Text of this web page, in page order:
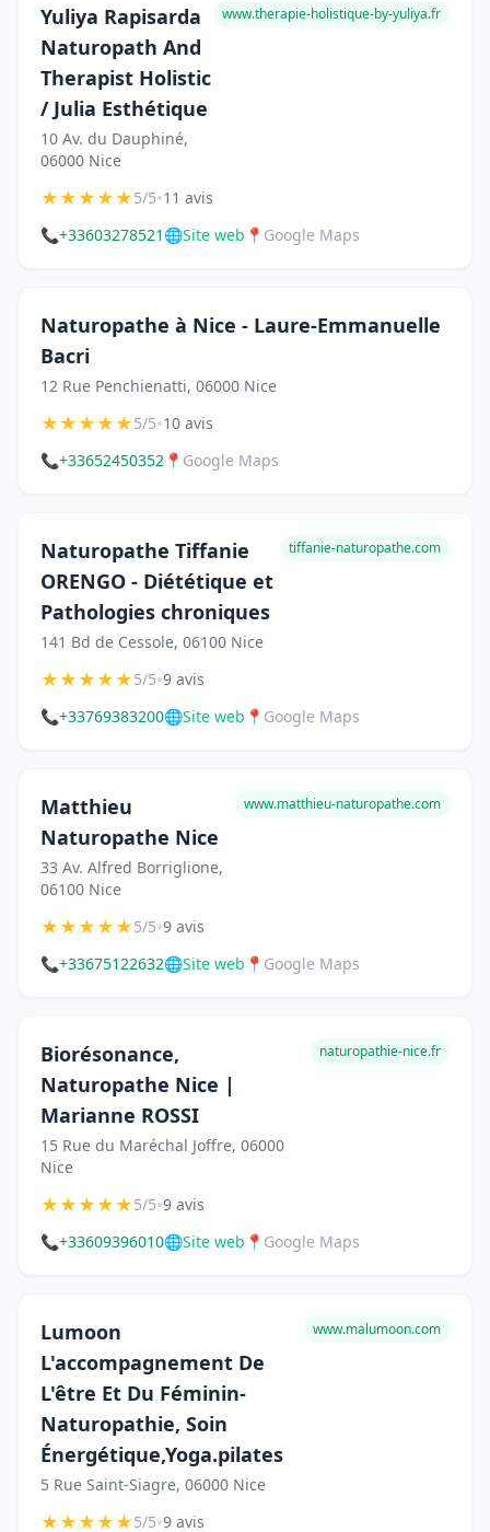
Yuliya Rapisarda
Naturopath And
Therapist Holistic
/ Julia Esthétique
10 Av. du Dauphiné,
06000 Nice
www.therapie-holistique-by-yuliya.fr
★★★★★5/5•11 avis
📞+33603278521 🌐Site web 📍 Google Maps
Naturopathe à Nice - Laure-Emmanuelle
Bacri
12 Rue Penchienatti, 06000 Nice
★★★★★5/5•10 avis
📞+33652450352 📍 Google Maps
Naturopathe Tiffanie
ORENGO - Diététique et
Pathologies chroniques
141 Bd de Cessole, 06100 Nice
tiffanie-naturopathe.com
★★★★★5/5•9 avis
📞+33769383200🌐Site web 📍 Google Maps
Matthieu
Naturopathe Nice
33 Av. Alfred Borriglione,
06100 Nice
www.matthieu-naturopathe.com
★★★★★5/5•9 avis
📞+33675122632🌐Site web 📍 Google Maps
Biorésonance,
Naturopathe Nice |
Marianne ROSSI
15 Rue du Maréchal Joffre, 06000
Nice
naturopathie-nice.fr
★★★★★5/5•9 avis
📞+33609396010🌐Site web 📍 Google Maps
Lumoon
L'accompagnement De
L'être Et Du Féminin-
Naturopathie, Soin
Énergétique,Yoga.pilates
5 Rue Saint-Siagre, 06000 Nice
www.malumoon.com
★★★★★5/5•9 avis